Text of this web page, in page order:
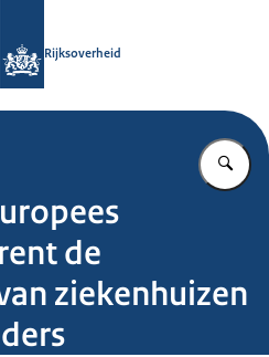
Rijksoverheid
de
ziekenhuizen